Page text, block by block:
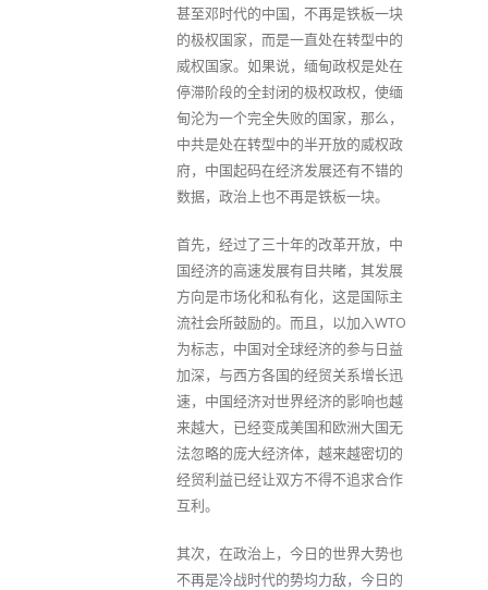
甚至邓时代的中国，不再是铁板一块
的极权国家，而是一直处在转型中的
威权国家。如果说，缅甸政权是处在
停滞阶段的全封闭的极权政权，使缅
甸沦为一个完全失败的国家，那么，
中共是处在转型中的半开放的威权政
府，中国起码在经济发展还有不错的
数据，政治上也不再是铁板一块。
首先，经过了三十年的改革开放，中
国经济的高速发展有目共睹，其发展
方向是市场化和私有化，这是国际主
流社会所鼓励的。而且，以加入WTO
为标志，中国对全球经济的参与日益
加深，与西方各国的经贸关系增长迅
速，中国经济对世界经济的影响也越
来越大，已经变成美国和欧洲大国无
法忽略的庞大经济体，越来越密切的
经贸利益已经让双方不得不追求合作
互利。
其次，在政治上，今日的世界大势也
不再是冷战时代的势均力敌，今日的